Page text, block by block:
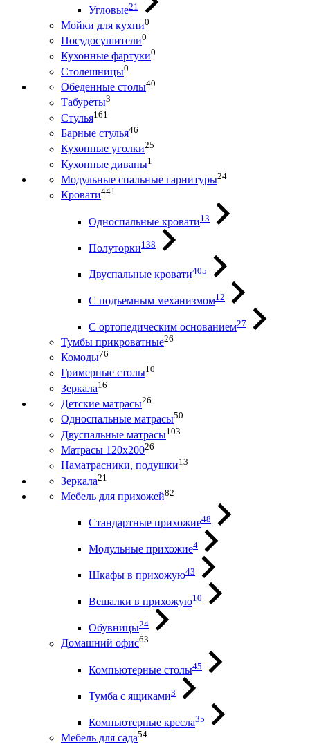
Угловые21
Мойки для кухни0
Посудосушители0
Кухонные фартуки0
Столешницы0
Обеденные столы40
Табуреты3
Стулья161
Барные стулья46
Кухонные уголки25
Кухонные диваны1
Модульные спальные гарнитуры24
Кровати441
Односпальные кровати13
Полуторки138
Двуспальные кровати405
С подъемным механизмом12
С ортопедическим основанием27
Тумбы прикроватные26
Комоды76
Гримерные столы10
Зеркала16
Детские матрасы26
Односпальные матрасы50
Двуспальные матрасы103
Матрасы 120х20026
Наматрасники, подушки13
Зеркала21
Мебель для прихожей82
Стандартные прихожие48
Модульные прихожие4
Шкафы в прихожую43
Вешалки в прихожую10
Обувницы24
Домашний офис63
Компьютерные столы45
Тумба с ящиками3
Компьютерные кресла35
Мебель для сада54